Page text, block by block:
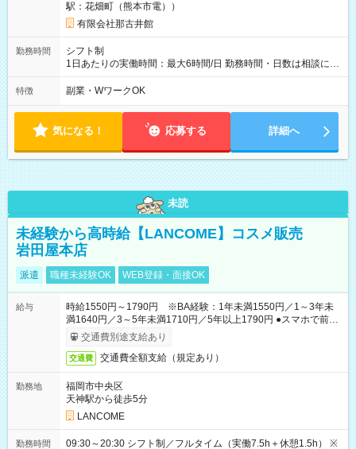
駅：花畑町（熊本市電））
有限会社那古井館
勤務時間
シフト制
1日あたりの実働時間：最大6時間/日 勤務時間・日数は相談に応
じます。 ★土日が入れる方を募集しています！
特徴 副業・WワークOK
気になる！ 応募する 詳細へ
未読
未経験から高時給【LANCOME】コスメ販売
岩田屋本店
派遣 職種未経験OK WEB登録・面接OK
給与
時給1550円～1790円 ※BA経験：1年未満1550円／1～3年未
満1640円／3～5年未満1710円／5年以上1790円 ●スマホで前払
いOK（※上限、条件あり）
交通費別途支給あり
交通費 交通費全額支給（規定あり）
勤務地
福岡市中央区
天神駅から徒歩5分
LANCOME
勤務時間 09:30～20:30 シフト制／フルタイム（実働7.5h＋休憩1.5h） ※